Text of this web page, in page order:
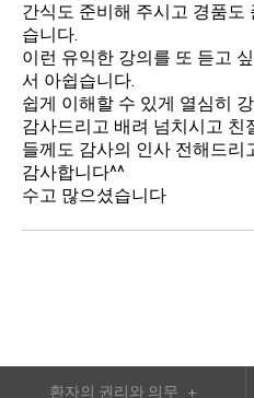
간식도 준비해 주시고 경품도
습니다.
이런 유익한 강의를 또 듣고
서 아쉽습니다.
쉽게 이해할 수 있게 열심히
감사드리고 배려 넘치시고 친
들께도 감사의 인사 전해드리
감사합니다^^
수고 많으셨습니다
환자의 권리와 의무